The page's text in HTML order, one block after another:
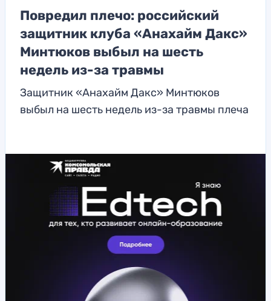
Повредил плечо: российский
защитник клуба «Анахайм Дакс»
Минтюков выбыл на шесть
недель из-за травмы
Защитник «Анахайм Дакс» Минтюков
выбыл на шесть недель из-за травмы плеча